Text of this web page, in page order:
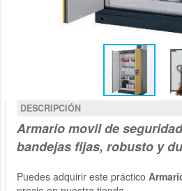
DESCRIPCIÓN
Armariomovilde
bandejas fijas, robusto y
Puedes adquirir este práctico